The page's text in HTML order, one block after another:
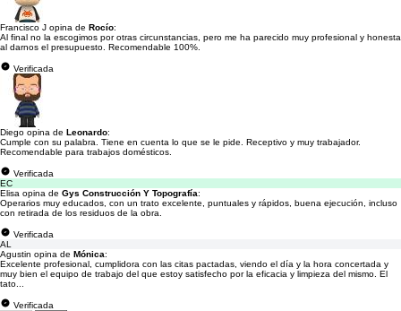
Francisco J opina de Rocío:
Al final no la escogimos por otras circunstancias, pero me ha parecido muy profesional y honesta
al darnos el presupuesto. Recomendable 100%.
Verificada
Diego opina de Leonardo:
Cumple con su palabra. Tiene en cuenta lo que se le pide. Receptivo y muy trabajador.
Recomendable para trabajos domésticos.
Verificada
EC
Elisa opina de Gys Construcción Y Topografía:
Operarios muy educados, con un trato excelente, puntuales y rápidos, buena ejecución, incluso
con retirada de los residuos de la obra.
Verificada
AL
Agustin opina de Mónica:
Excelente profesional, cumplidora con las citas pactadas, viendo el día y la hora concertada y
muy bien el equipo de trabajo del que estoy satisfecho por la eficacia y limpieza del mismo. El
tato...
Verificada